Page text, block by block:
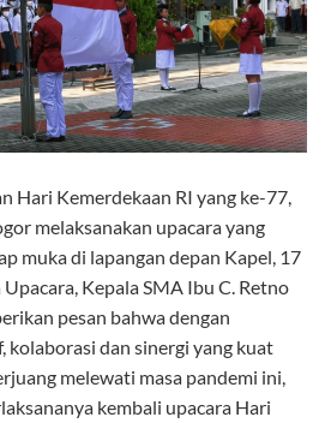
Hari Kemerdekaan RI yang ke-77,
melaksanakan upacara yang
muka di lapangan depan Kapel, 17
Kepala SMA Ibu C. Retno
pesan bahwa dengan
kolaborasi dan sinergi yang kuat
melewati masa pandemi ini,
kembali upacara Hari